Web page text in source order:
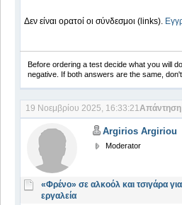
Δεν είναι ορατοί οι σύνδεσμοι (links).
Before ordering a test decide what you will
negative. If both answers are the same,
19 Νοεμβρίου 2025, 16:33:21Απάντηση
Argirios Argiriou
Moderator
«Φρένο» σε αλκοόλ και τσιγάρα
εργαλεία